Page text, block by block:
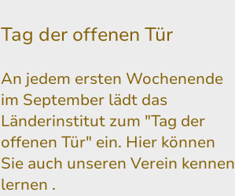
Tag der offenen Tür
An jedem ersten Wochenende
im September lädt das
Länderinstitut zum "Tag der
offenen Tür" ein. Hier können
Sie auch unseren Verein kennen
lernen .